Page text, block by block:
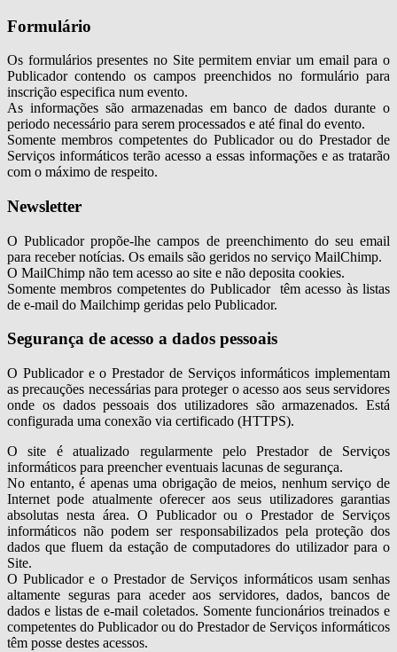
Formulário
Os formulários presentes no Site permitem enviar um email para o
Publicador contendo os campos preenchidos no formulário para
inscrição especifica num evento.
As informações são armazenadas em banco de dados durante o
periodo necessário para serem processados e até final do evento.
Somente membros competentes do Publicador ou do Prestador de
Serviços informáticos terão acesso a essas informações e as tratarão
com o máximo de respeito.
Newsletter
O Publicador propõe-lhe campos de preenchimento do seu email
para receber notícias. Os emails são geridos no serviço MailChimp.
O MailChimp não tem acesso ao site e não deposita cookies.
Somente membros competentes do Publicador têm acesso às listas
de e-mail do Mailchimp geridas pelo Publicador.
Segurança de acesso a dados pessoais
O Publicador e o Prestador de Serviços informáticos implementam
as precauções necessárias para proteger o acesso aos seus servidores
onde os dados pessoais dos utilizadores são armazenados. Está
configurada uma conexão via certificado (HTTPS).
O site é atualizado regularmente pelo Prestador de Serviços
informáticos para preencher eventuais lacunas de segurança.
No entanto, é apenas uma obrigação de meios, nenhum serviço de
Internet pode atualmente oferecer aos seus utilizadores garantias
absolutas nesta área. O Publicador ou o Prestador de Serviços
informáticos não podem ser responsabilizados pela proteção dos
dados que fluem da estação de computadores do utilizador para o
Site.
O Publicador e o Prestador de Serviços informáticos usam senhas
altamente seguras para aceder aos servidores, dados, bancos de
dados e listas de e-mail coletados. Somente funcionários treinados e
competentes do Publicador ou do Prestador de Serviços informáticos
têm posse destes acessos.